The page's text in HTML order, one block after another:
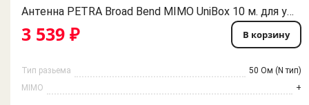
Антенна PETRA Broad Bend MIMO UniBox 10 м. для усиления сигнала 3G 4G мобильного интернета
3 539 ₽ В корзину
Тип разьема
50 Ом (N тип)
MIMO
+